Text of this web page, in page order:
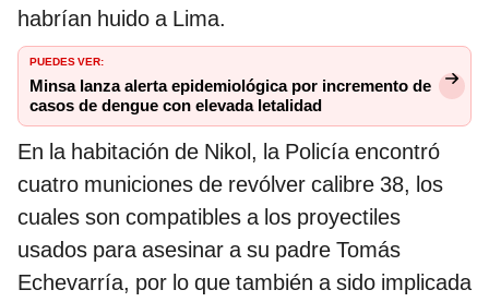
habrían huido a Lima.
PUEDES VER:
Minsa lanza alerta epidemiológica por incremento de
casos de dengue con elevada letalidad
En la habitación de Nikol, la Policía encontró
cuatro municiones de revólver calibre 38, los
cuales son compatibles a los proyectiles
usados para asesinar a su padre Tomás
Echevarría, por lo que también a sido implicada